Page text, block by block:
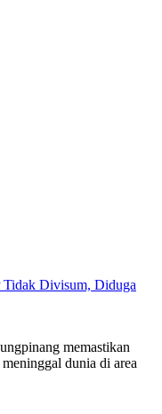
Divisum, Diduga
memastikan
dunia di area